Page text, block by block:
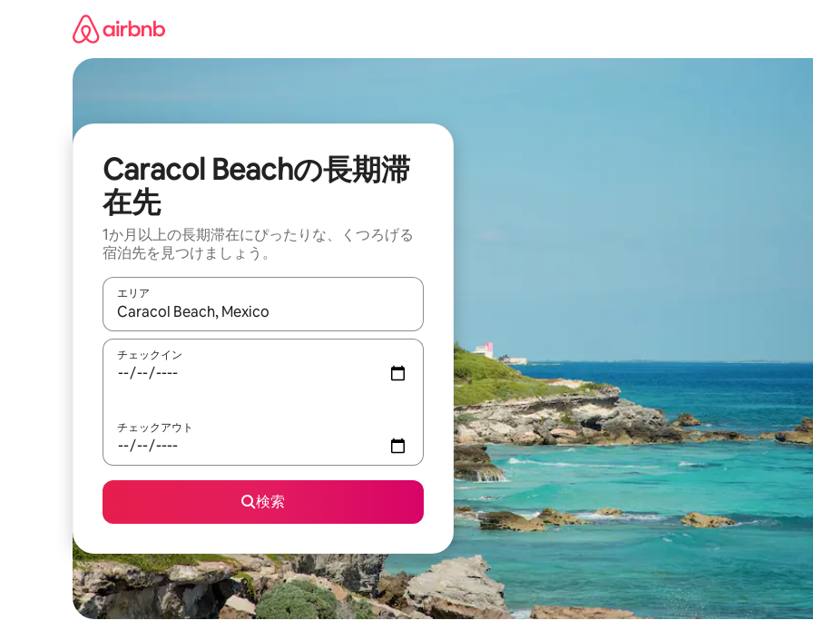
Caracol Beachの長期滞
在先
1か月以上の長期滞在にぴったりな、くつろげる
宿泊先を見つけましょう。
エリア
検索結果が表示されたら、上下の矢印キーを使って移動するか、画面をタッチまたはスワイプして検索結果を確認するこ
チェックイン
チェックアウト
検索